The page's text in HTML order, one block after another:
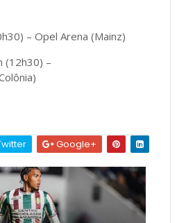
– Opel Arena (Mainz)
(12h30) –
Google+